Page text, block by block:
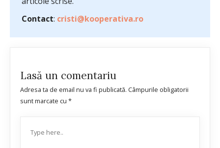
Contact: cristi@kooperativa.ro
Lasă un comentariu
Adresa ta de email nu va fi publicată. Câmpurile obligatorii
sunt marcate cu *